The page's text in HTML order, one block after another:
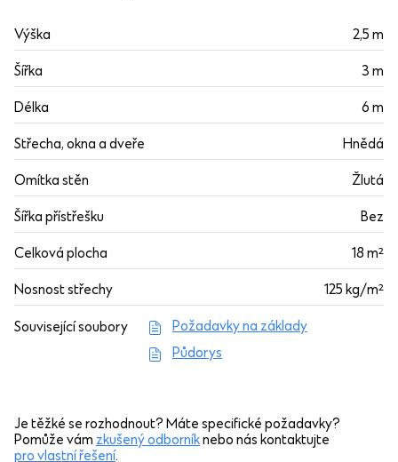
Výška 2,5 m
Šířka 3 m
Délka 6 m
Střecha, okna a dveře Hnědá
Omítka stěn Žlutá
Šířka přístřešku Bez
Celková plocha 18 m²
Nosnost střechy 125 kg/m²
Související soubory
Požadavky na základy
Půdorys
Je těžké se rozhodnout? Máte specifické požadavky?
Pomůže vám zkušený odborníknebo nás kontaktujte
pro vlastní řešení.